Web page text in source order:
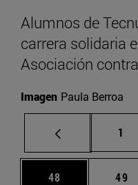
Alumnos de
carrera solidaria
Asociación
Imagen Paula Berroa
1
Página
48 49